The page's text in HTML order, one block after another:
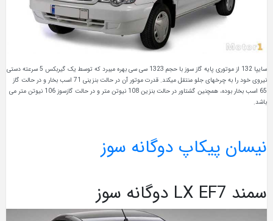
سایپا 132 از موتوری پایه گاز سوز با حجم 1323 سی سی بهره میبرد که توسط یک گیربکس 5 سرعته دستی
نیروی خود را به چرخهای جلو منتقل میکند. قدرت موتور آن در حالت بنزینی 71 اسب بخار و در حالت گاز
65 اسب بخار بوده، همچنین گشتاور در حالت بنزین 108 نیوتن متر و در حالت گازسوز 106 نیوتن متر می
باشد.
نیسان پیکاپ دوگانه سوز
سمند LX EF7 دوگانه سوز